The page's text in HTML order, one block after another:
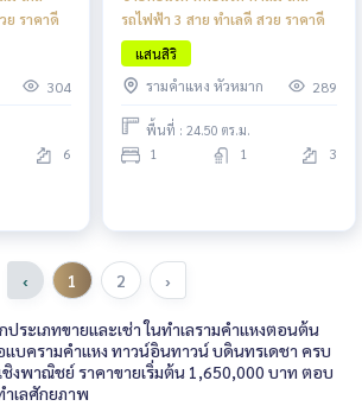
ย ราคาดี
304
6
รถไฟฟ้า 3 สาย ทำเลดี สวย ราคาดี
แสนสิริ
รามคำแหง หัวหมาก
289
พื้นที่ : 24.50 ตร.ม.
1 1 3
‹ 1 2 ›
ระเภทขายและเช่า ในทำเลรามคำแหงตอนต้น
แบครามคำแหง ทาวน์อินทาวน์ บดินทรเดชา ครบ
งพาณิชย์ ราคาขายเริ่มต้น 1,650,000 บาท ตอบ
ำเลศักยภาพ